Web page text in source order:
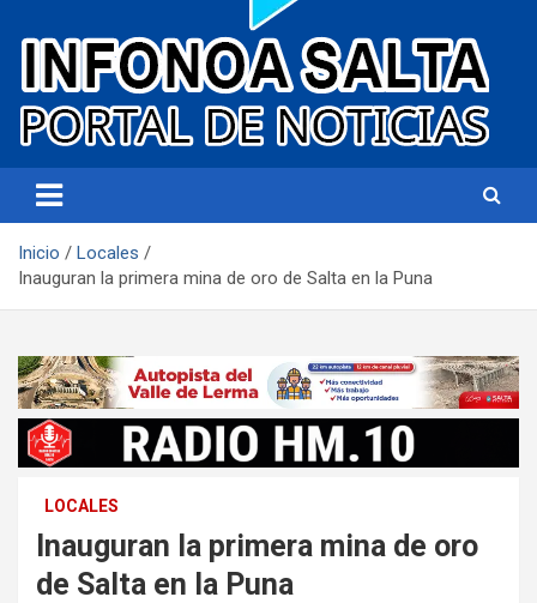
Infonoa Salta
Inicio
Locales
Inauguran la primera mina de oro de Salta en la Puna
LOCALES
Inauguran la primera mina de oro
de Salta en la Puna